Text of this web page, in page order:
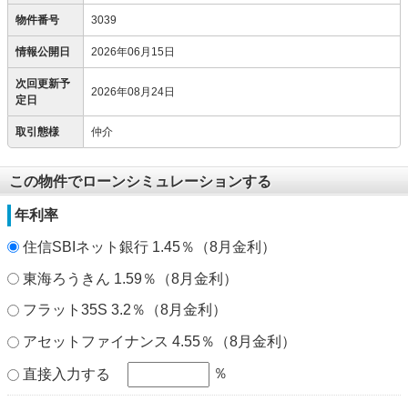
物件番号 3039
情報公開日 2026年06月15日
次回更新予
定日
2026年08月24日
取引態様 仲介
この物件でローンシミュレーションする
年利率
住信SBIネット銀行 1.45％（8月金利）
東海ろうきん 1.59％（8月金利）
フラット35S 3.2％（8月金利）
アセットファイナンス 4.55％（8月金利）
直接入力する ％